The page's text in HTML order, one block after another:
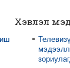
Хэвлэл